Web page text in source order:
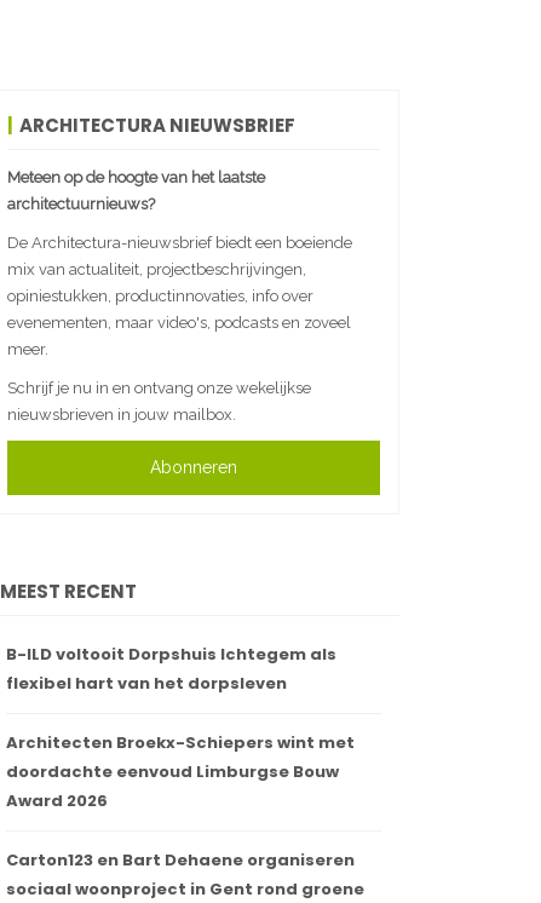
ARCHITECTURA NIEUWSBRIEF
Meteen op de hoogte van het laatste
architectuurnieuws?
De Architectura-nieuwsbrief biedt een boeiende
mix van actualiteit, projectbeschrijvingen,
opiniestukken, productinnovaties, info over
evenementen, maar video's, podcasts en zoveel
meer.
Schrijf je nu in en ontvang onze wekelijkse
nieuwsbrieven in jouw mailbox.
Abonneren
MEEST RECENT
B-ILD voltooit Dorpshuis Ichtegem als
flexibel hart van het dorpsleven
Architecten Broekx-Schiepers wint met
doordachte eenvoud Limburgse Bouw
Award 2026
Carton123 en Bart Dehaene organiseren
sociaal woonproject in Gent rond groene